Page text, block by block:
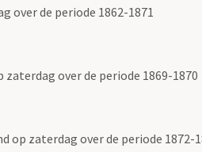
over de periode 1862-1871
over de periode 1869-1870
op zaterdag over de periode 1872-